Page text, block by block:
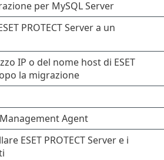
per MySQL Server
PROTECT Server a un
IP o del nome host di ESET
la migrazione
Agent
ESET PROTECT Server e i